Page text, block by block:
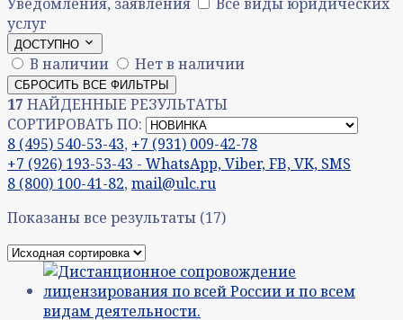
услуг
ДОСТУПНО
В наличии Нет в наличии
СБРОСИТЬ ВСЕ ФИЛЬТРЫ
17 НАЙДЕННЫЕ РЕЗУЛЬТАТЫ
СОРТИРОВАТЬ ПО:
8 (495) 540-53-43, +7 (931) 009-42-78
+7 (926) 193-53-43 - WhatsApp, Viber, FB, VK, SMS
8 (800) 100-41-82, mail@ulc.ru
Показаны все результаты (17)